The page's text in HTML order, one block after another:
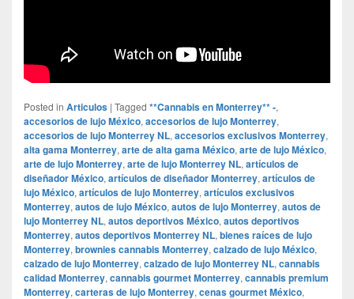
Posted in Articulos | Tagged **Cannabis en Monterrey** -,
accesorios de lujo México, accesorios de lujo Monterrey,
accesorios de lujo Monterrey NL, accesorios exclusivos Monterrey,
alta gama Monterrey, arte de alta gama México, arte de lujo México,
arte de lujo Monterrey, arte de lujo Monterrey NL, artículos de
diseñador México, artículos de diseñador Monterrey, artículos de
lujo México, artículos de lujo Monterrey, artículos exclusivos
Monterrey, autos de lujo México, autos de lujo Monterrey, autos de
lujo Monterrey NL, autos deportivos México, autos deportivos
Monterrey, autos deportivos Monterrey NL, bienes raíces de lujo
Monterrey, brownies cannabis Monterrey, calzado de lujo México,
calzado de lujo Monterrey, calzado de lujo Monterrey NL, cannabis
calidad Monterrey, cannabis gourmet Monterrey, cannabis premium
Monterrey, carteras de lujo Monterrey, cenas gourmet México,